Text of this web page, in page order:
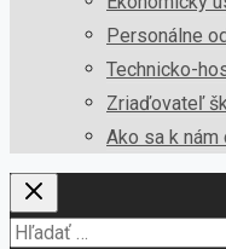
Personálne
Technicko-
Zriaďovateľ
Ako sa k nám